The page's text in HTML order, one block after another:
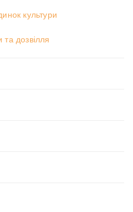
культури
дозвілля